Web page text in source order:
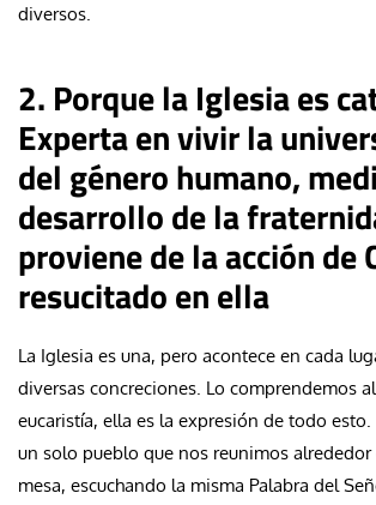
diversos.
2. Porque la Iglesia es
Experta en vivir la
del género humano,
desarrollo de la
proviene de la acción de
resucitado en ella
La Iglesia es una, pero acontece en cada
diversas concreciones. Lo comprendemos
eucaristía, ella es la expresión de todo
un solo pueblo que nos reunimos alrededor
mesa, escuchando la misma Palabra del